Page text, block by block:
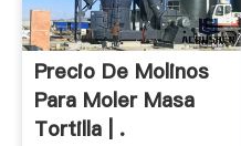
Precio De Molinos
Para Moler Masa
Tortilla | .